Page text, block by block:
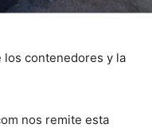
los contenedores y la
nos remite esta